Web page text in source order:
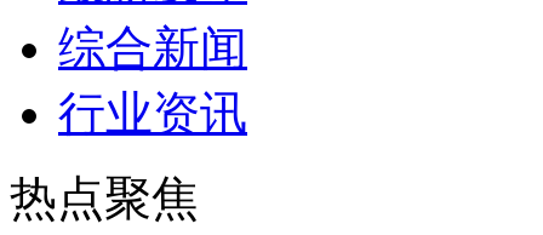
综合新闻
行业资讯
热点聚焦